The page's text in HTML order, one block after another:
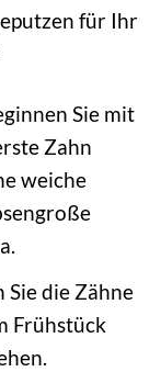
für Ihr
Sie mit
Zahn
weiche
Sie die Zähne
Frühstück